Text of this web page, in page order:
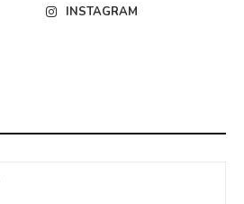
INSTAGRAM